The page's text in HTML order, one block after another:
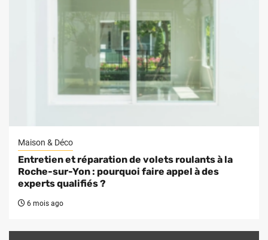
Maison & Déco
Entretien et réparation de volets roulants à la
Roche-sur-Yon : pourquoi faire appel à des
experts qualifiés ?
6 mois ago